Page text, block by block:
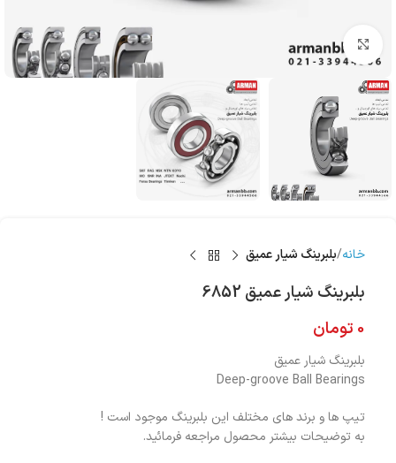
بزرگنمایی تصویر
خانه بلبرینگ شیار عمیق
بلبرینگ شیار عمیق 6852
0 تومان
بلبرینگ شیار عمیق
Deep-groove Ball Bearings
تیپ ها و برند های مختلف این بلبرینگ موجود است !
به توضیحات بیشتر محصول مراجعه فرمائید.